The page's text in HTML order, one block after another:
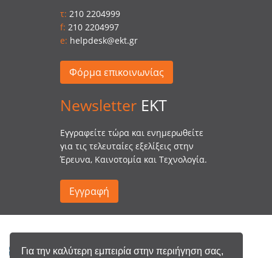
Για την καλύτερη εμπειρία στην περιήγηση σας,
τ: 210 2204999
f: 210 2204997
e: helpdesk@ekt.gr
Φόρμα επικοινωνίας
Newsletter EKT
Eγγραφείτε τώρα και ενημερωθείτε
για τις τελευταίες εξελίξεις στην
Έρευνα, Καινοτομία και Τεχνολογία.
Εγγραφή